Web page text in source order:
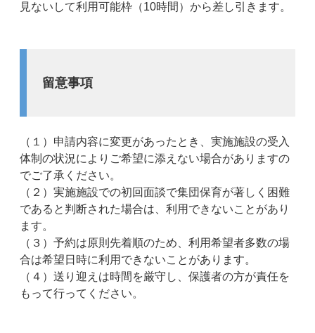
見ないして利用可能枠（10時間）から差し引きます。
留意事項
（１）申請内容に変更があったとき、実施施設の受入
体制の状況によりご希望に添えない場合がありますの
でご了承ください。
（２）実施施設での初回面談で集団保育が著しく困難
であると判断された場合は、利用できないことがあり
ます。
（３）予約は原則先着順のため、利用希望者多数の場
合は希望日時に利用できないことがあります。
（４）送り迎えは時間を厳守し、保護者の方が責任を
もって行ってください。